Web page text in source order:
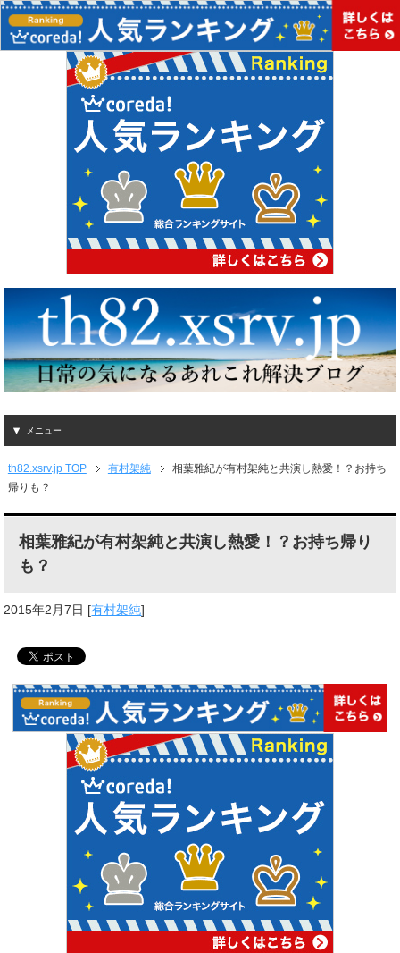
メニュー
th82.xsrv.jp TOP 有村架純
相葉雅紀が有村架純と共演し熱愛！？お持ち
帰りも？
相葉雅紀が有村架純と共演し熱愛！？お持ち帰り
も？
2015年2月7日 [有村架純]